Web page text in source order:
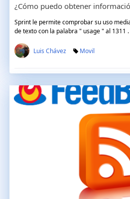
Sprint le permite comprobar su uso
de texto con la palabra " usage " al 1311
Luis Chávez Movil